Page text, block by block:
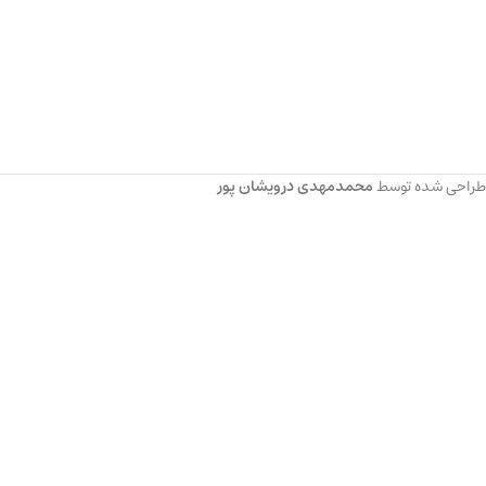
طراحی شده توسطمحمدمهدی درویشان پور